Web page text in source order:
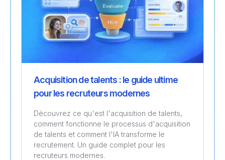
Acquisition de talents : le guide ultime
pour les recruteurs modernes
Découvrez ce qu'est l'acquisition de talents,
comment fonctionne le processus d'acquisition
de talents et comment l'IA transforme le
recrutement. Un guide complet pour les
recruteurs modernes.